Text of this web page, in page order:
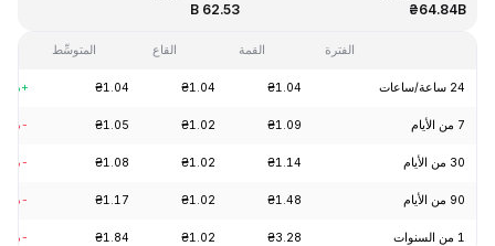
₴64.84B
62.53 B
الفترة القمة القاع المتوسِّط
24 ساعة/ساعات ₴1.04
₴1.04
₴1.04
+0.24%
7 من الأيام ₴1.09
₴1.02
₴1.05
-4.23%
30 من الأيام ₴1.14
₴1.02
₴1.08
-6.17%
90 من الأيام ₴1.48
₴1.02
₴1.17
-7.12%
1 من السنوات ₴3.28
₴1.02
₴1.84
-68.77%